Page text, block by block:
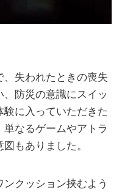
、失われたときの喪失
防災の意識にスイッ
に入っていただきた
なるゲームやアトラ
もありました。
クッション挟むよう